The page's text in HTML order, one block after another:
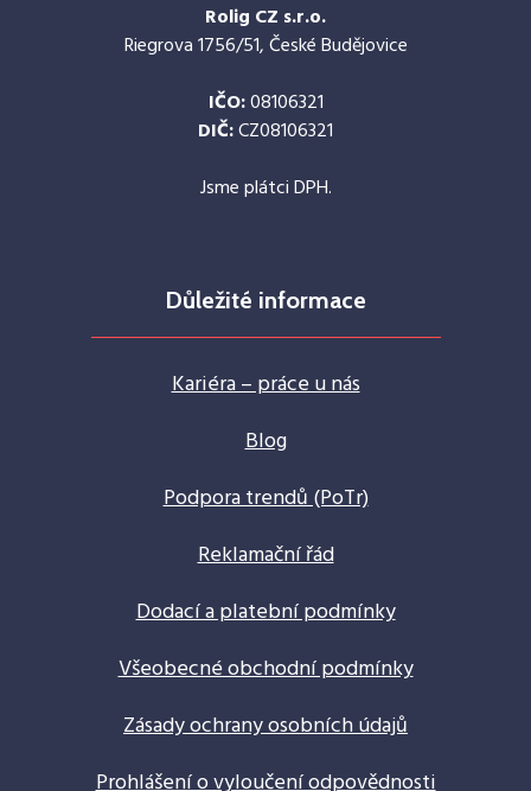
Rolig CZ s.r.o.
Riegrova 1756/51, České Budějovice
IČO:08106321
DIČ:CZ08106321
Jsme plátci DPH.
Důležité informace
Kariéra – práce u nás
Blog
Podpora trendů (PoTr)
Reklamační řád
Dodací a platební podmínky
Všeobecné obchodní podmínky
Zásady ochrany osobních údajů
Prohlášení o vyloučení odpovědnosti